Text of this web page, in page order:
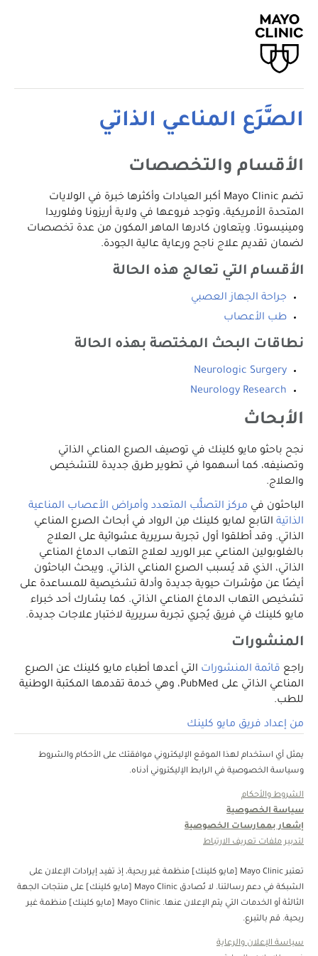
الصَّرَع المناعي الذاتي
الأقسام والتخصصات
تضم Mayo Clinic أكبر العيادات وأكثرها خبرة في الولايات
المتحدة الأمريكية، وتوجد فروعها في ولاية أريزونا وفلوريدا
ومينيسوتا. ويتعاون كادرها الماهر المكون من عدة تخصصات
لضمان تقديم علاج ناجح ورعاية عالية الجودة.
الأقسام التي تعالج هذه الحالة
جراحة الجهاز العصبي
طب الأعصاب
نطاقات البحث المختصة بهذه الحالة
Neurologic Surgery
Neurology Research
الأبحاث
نجح باحثو مايو كلينك في توصيف الصرع المناعي الذاتي
وتصنيفه، كما أسهموا في تطوير طرق جديدة للتشخيص
والعلاج.
الباحثون في مركز التصلُّب المتعدد وأمراض الأعصاب المناعية
الذاتية التابع لمايو كلينك مِن الرواد في أبحاث الصرع المناعي
الذاتي. وقد أطلقوا أول تجربة سريرية عشوائية على العلاج
بالغلوبولين المناعي عبر الوريد لعلاج التهاب الدماغ المناعي
الذاتي، الذي قد يُسبب الصرع المناعي الذاتي. ويبحث الباحثون
أيضًا عن مؤشرات حيوية جديدة وأدلة تشخيصية للمساعدة على
تشخيص التهاب الدماغ المناعي الذاتي. كما يشارك أحد خبراء
مايو كلينك في فريق يُجري تجربة سريرية لاختبار علاجات جديدة.
المنشورات
راجع قائمة المنشورات التي أعدها أطباء مايو كلينك عن الصرع
المناعي الذاتي على PubMed، وهي خدمة تقدمها المكتبة الوطنية
للطب.
من إعداد فريق مايو كلينك
يمثل أي استخدام لهذا الموقع الإليكتروني موافقتك على الأحكام والشروط
وسياسة الخصوصية في الرابط الإليكتروني أدناه.
الشروط والأحكام
سياسة الخصوصية
إشعار بممارسات الخصوصية
لتدبير ملفات تعريف الارتباط
تعتبر Mayo Clinic [مايو كلينك] منظمة غبر ربحية، إذ تفيد إيرادات الإعلان على
الشبكة في دعم رسالتنا. لا تُصادق Mayo Clinic [مايو كلينك] على منتجات الجهة
الثالثة أو الخدمات التي يتم الإعلان عنها. Mayo Clinic [مايو كلينك] منظمة غير
ربحية. قم بالتبرع.
سياسة الإعلان والرعاية